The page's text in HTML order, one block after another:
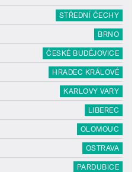
STŘEDNÍ ČECHY
BRNO
ČESKÉ BUDĚJOVICE
HRADEC KRÁLOVÉ
KARLOVY VARY
LIBEREC
OLOMOUC
OSTRAVA
PARDUBICE